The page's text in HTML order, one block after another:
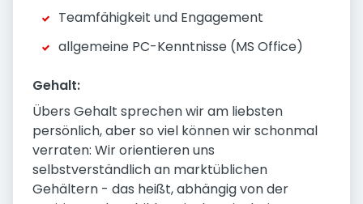
Teamfähigkeit und Engagement
allgemeine PC-Kenntnisse (MS Office)
Gehalt:
Übers Gehalt sprechen wir am liebsten
persönlich, aber so viel können wir schonmal
verraten: Wir orientieren uns
selbstverständlich an marktüblichen
Gehältern - das heißt, abhängig von der